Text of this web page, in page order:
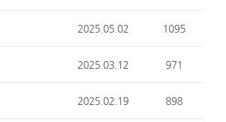
2025.05.02 1095
2025.03.12 971
2025.02.19 898